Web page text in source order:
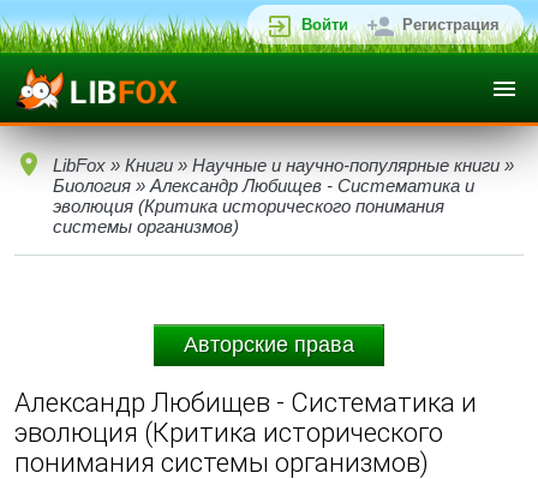
Войти Регистрация
LibFox » Книги » Научные и научно-популярные книги »
Биология » Александр Любищев - Систематика и
эволюция (Критика исторического понимания
системы организмов)
Авторские права
Александр Любищев - Систематика и
эволюция (Критика исторического
понимания системы организмов)